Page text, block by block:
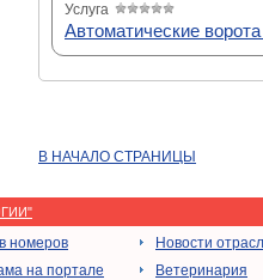
Услуга
Автоматические
В НАЧАЛО СТРАНИЦЫ
номеров
на портале
Новости
Ветеринария